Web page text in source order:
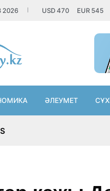
2026 USD470 EUR 545
ӘЛЕУМЕТ